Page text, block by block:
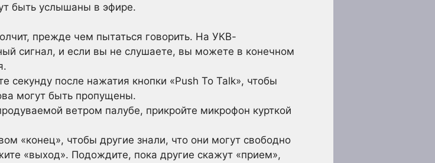
быть услышаны в эфире.
прежде чем пытаться говорить. На УКВ-
сигнал, и если вы не слушаете, вы можете в конечном
секунду после нажатия кнопки «Push To Talk», чтобы
могут быть пропущены.
ветром палубе, прикройте микрофон курткой
«конец», чтобы другие знали, что они могут свободно
«выход». Подождите, пока другие скажут «прием»,